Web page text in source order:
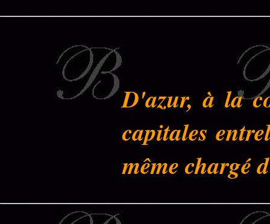
D'azur, à la
capitales
même chargé